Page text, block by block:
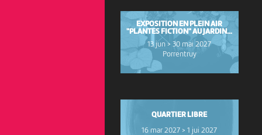
EXPOSITION EN PLEIN AIR
"PLANTES FICTION" AU JARDIN...
13 jun > 30 mai 2027
Porrentruy
QUARTIER LIBRE
16 mar 2027 > 1 jui 2027